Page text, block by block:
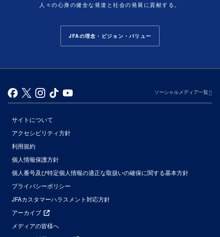
人々の心身の健全な発達と社会の発展に貢献する。
JFAの理念・ビジョン・バリュー
ソーシャルメディア一覧
サイトについて
アクセシビリティ方針
利用規約
個人情報保護方針
個人番号及び特定個人情報の適正な取扱いの確保に関する基本方針
プライバシーポリシー
JFAカスタマーハラスメント対応方針
アーカイブ
メディアの皆様へ